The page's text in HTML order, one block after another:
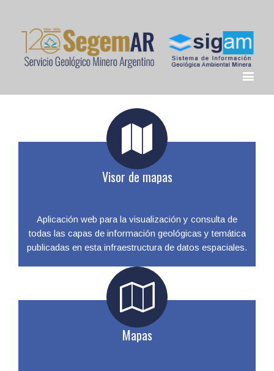
Visor de mapas
Aplicación web para la visualización y consulta de
todas las capas de información geológicas y temática
publicadas en esta infraestructura de datos espaciales.
Mapas